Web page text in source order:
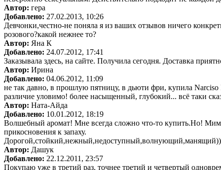
Автор: гера
Добавлено: 27.02.2013, 10:26
Девчонки,честно-не поняла я из ваших отзывов ничего
розового?какой нежнее то?
Автор: Яна К
Добавлено: 24.07.2012, 17:41
Заказывала здесь, на сайте. Получила сегодня. Доставка
Автор: Ирина
Добавлено: 04.06.2012, 11:09
не так давно, в прошлую пятницу, в дьюти фри, купила Narciso
различие уловимо! более насыщенный, глубокий... всё таки
Автор: Ната-Айда
Добавлено: 10.01.2012, 18:19
Волшебный аромат! Мне всегда сложно что-то купить.Но!
прикосновения к запаху.
Автор: Дашук
Добавлено: 22.12.2011, 23:57
Покупаю уже в третий раз, точнее третий и четвертый